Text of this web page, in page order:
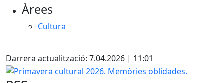
Àrees
Cultura
Darrera actualització: 7.04.2026 | 11:01
Primavera cultural 2026. Memòries oblidades.